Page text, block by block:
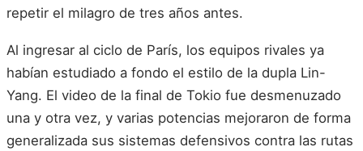
repetir el milagro de tres años antes.
Al ingresar al ciclo de París, los equipos rivales ya
habían estudiado a fondo el estilo de la dupla Lin-
Yang. El video de la final de Tokio fue desmenuzado
una y otra vez, y varias potencias mejoraron de forma
generalizada sus sistemas defensivos contra las rutas